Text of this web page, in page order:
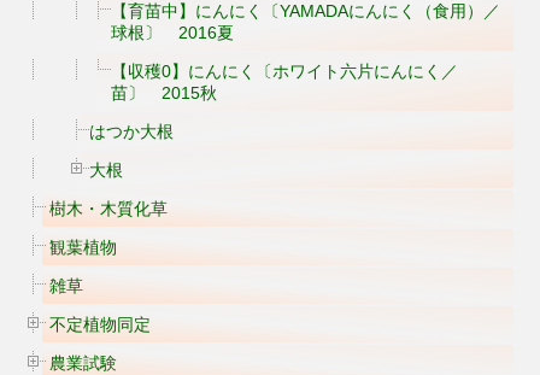
【育苗中】にんにく〔YAMADAにんにく（食用）／
球根〕 2016夏
【収穫0】にんにく〔ホワイト六片にんにく／
苗〕 2015秋
はつか大根
大根
樹木・木質化草
観葉植物
雑草
不定植物同定
農業試験